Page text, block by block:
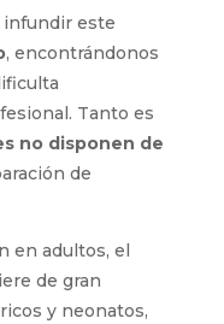
infundir este
, encontrándonos
Tanto es
no disponen de
de
en adultos, el
de gran
y neonatos,